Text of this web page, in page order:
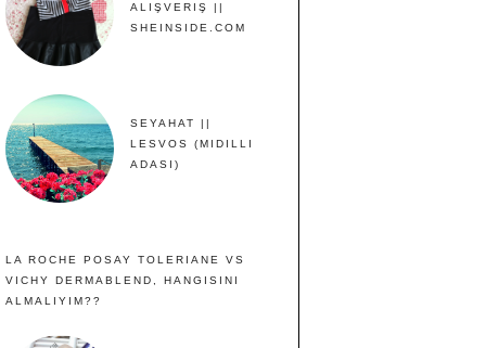
ALIŞVERIŞ ||
SHEINSIDE.COM
SEYAHAT ||
LESVOS (MIDILLI
ADASI)
LA ROCHE POSAY TOLERIANE VS
VICHY DERMABLEND, HANGISINI
ALMALIYIM??